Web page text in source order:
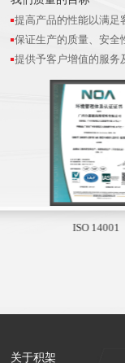
提高产品的性能以满足
保证生产的质量、安全
提供予客户增值的服务
ISO 14001
关于积架